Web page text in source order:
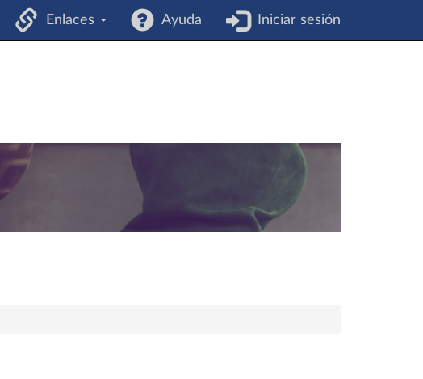
Enlaces Ayuda Iniciar sesión